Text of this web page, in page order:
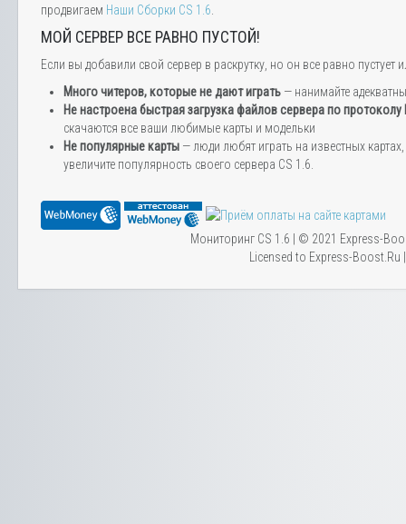
продвигаем Наши Сборки CS 1.6
МОЙ СЕРВЕР ВСЕ РАВНО ПУСТОЙ!
Если вы добавили свой сервер в раскрутку, но он все равно
Много читеров, которые не дают играть — нанимайте
Не настроена быстрая загрузка файлов сервера по протоколу
скачаются все ваши любимые карты и модельки
Не популярные карты — люди любят играть на известных
увеличите популярность своего сервера CS 1.6.
Мониторинг CS 1.6 | © 2021 Express-
Licensed to Express-